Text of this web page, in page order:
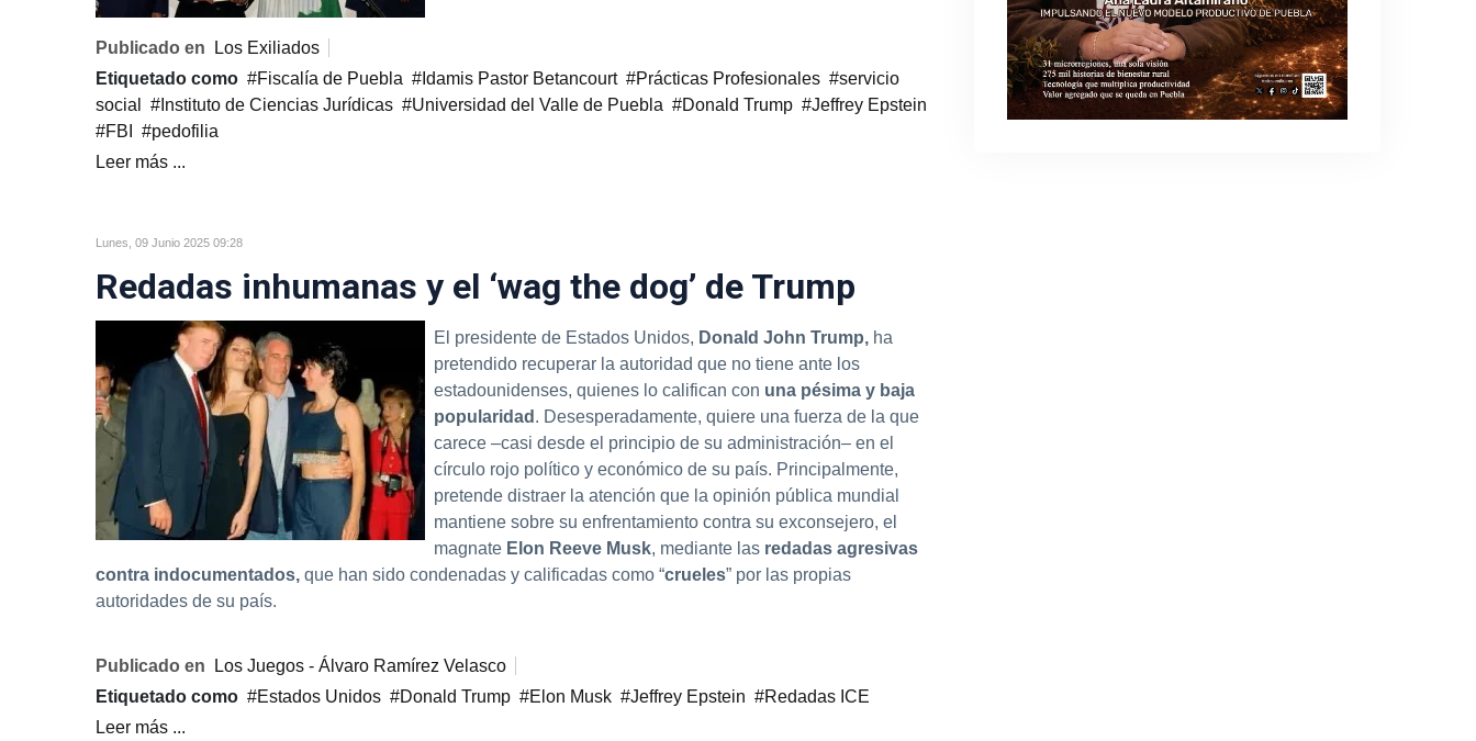
Publicado en
Los Exiliados
Etiquetado como
Fiscalía de Puebla Idamis Pastor Betancourt Prácticas Profesionales
servicio
social
Instituto de Ciencias Jurídicas Universidad del Valle de Puebla Donald Trump
Jeffrey Epstein
FBI
pedofilia
Leer más ...
Lunes, 09 Junio 2025 09:28
Redadas inhumanas y el ‘wag the dog’ de Trump
El presidente de Estados Unidos, Donald John Trump, ha
pretendido recuperar la autoridad que no tiene ante los
estadounidenses, quienes lo califican con una pésima y baja
popularidad . Desesperadamente, quiere una fuerza de la que
carece –casi desde el principio de su administración– en el
círculo rojo político y económico de su país. Principalmente,
pretende distraer la atención que la opinión pública mundial
mantiene sobre su enfrentamiento contra su exconsejero, el
magnate Elon Reeve Musk, mediante las redadas agresivas
contra indocumentados, que han sido condenadas y calificadas como “crueles” por las propias
autoridades de su país.
Publicado en
Los Juegos - Álvaro Ramírez Velasco
Etiquetado como
Estados Unidos Donald Trump Elon Musk Jeffrey Epstein
Redadas ICE
Leer más ...